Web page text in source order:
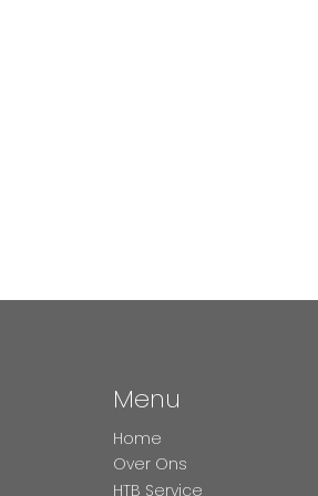
Menu
Home
Over Ons
HTB Service